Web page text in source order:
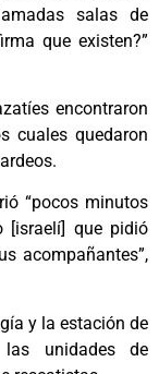
salas de
que existen?”
encontraron
cuales quedaron
“pocos minutos
[israelí] que pidió
acompañantes”,
y la estación de
unidades de